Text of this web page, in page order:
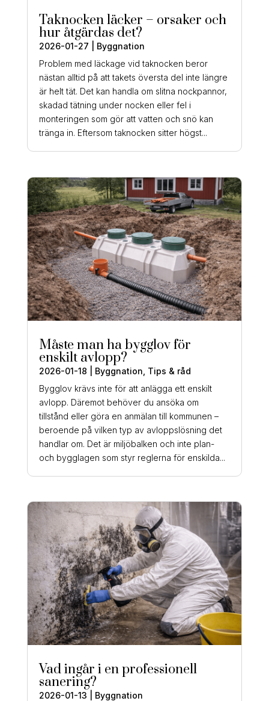
Taknocken läcker – orsaker och
hur åtgärdas det?
2026-01-27
Byggnation
Problem med läckage vid taknocken beror
nästan alltid på att takets översta del inte längre
är helt tät. Det kan handla om slitna nockpannor,
skadad tätning under nocken eller fel i
monteringen som gör att vatten och snö kan
tränga in. Eftersom taknocken sitter högst...
Måste man ha bygglov för
enskilt avlopp?
2026-01-18 Byggnation Tips & råd
Bygglov krävs inte för att anlägga ett enskilt
avlopp. Däremot behöver du ansöka om
tillstånd eller göra en anmälan till kommunen –
beroende på vilken typ av avloppslösning det
handlar om. Det är miljöbalken och inte plan-
och bygglagen som styr reglerna för enskilda...
Vad ingår i en professionell
sanering?
2026-01-13
Byggnation